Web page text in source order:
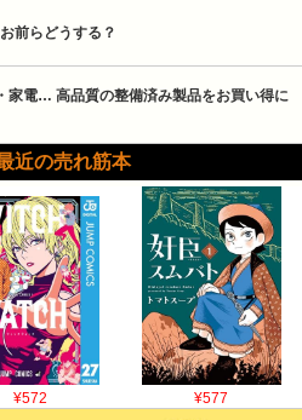
前らどうする？
家電… 高品質の整備済み製品をお買い得に
近の売れ筋本
¥572 ¥577